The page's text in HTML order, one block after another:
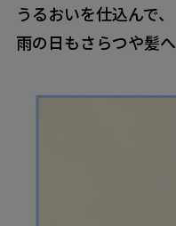
うるおいを仕込んで、
雨の日もさらつや髪へ